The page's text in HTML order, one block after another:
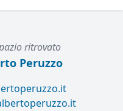
ritrovato
Peruzzo